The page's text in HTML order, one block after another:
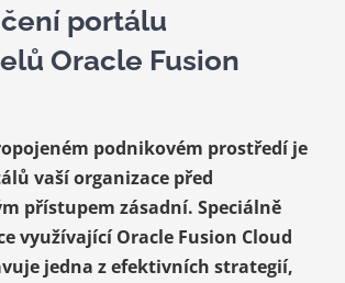
portálu
Oracle Fusion
podnikovém prostředí je
vaší organizace před
přístupem zásadní. Speciálně
využívající Oracle Fusion Cloud
jedna z efektivních strategií,